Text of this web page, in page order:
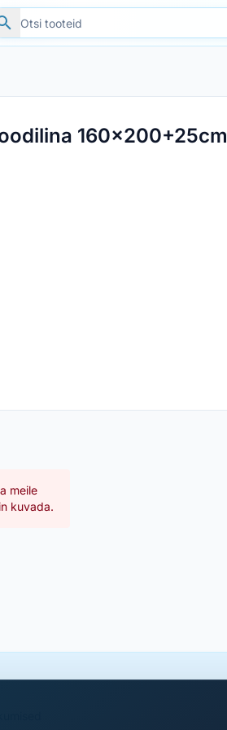
160x200+25cm
meile
kuvada.